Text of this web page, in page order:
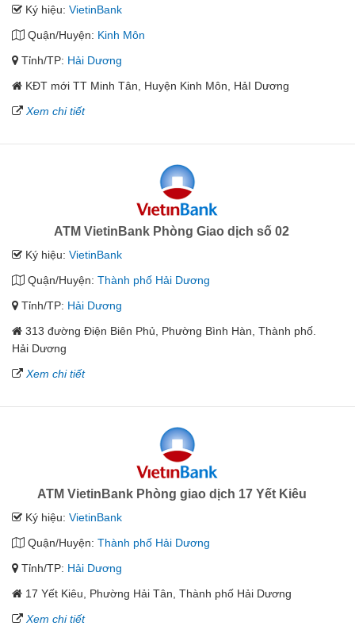
Ký hiệu: VietinBank
Quận/Huyện: Kinh Môn
Tỉnh/TP: Hải Dương
KĐT mới TT Minh Tân, Huyện Kinh Môn, HảI Dương
Xem chi tiết
ATM VietinBank Phòng Giao dịch số 02
Ký hiệu: VietinBank
Quận/Huyện: Thành phố Hải Dương
Tỉnh/TP: Hải Dương
313 đường Điện Biên Phủ, Phường Bình Hàn, Thành phố.
Hải Dương
Xem chi tiết
ATM VietinBank Phòng giao dịch 17 Yết Kiêu
Ký hiệu: VietinBank
Quận/Huyện: Thành phố Hải Dương
Tỉnh/TP: Hải Dương
17 Yết Kiêu, Phường Hải Tân, Thành phố Hải Dương
Xem chi tiết